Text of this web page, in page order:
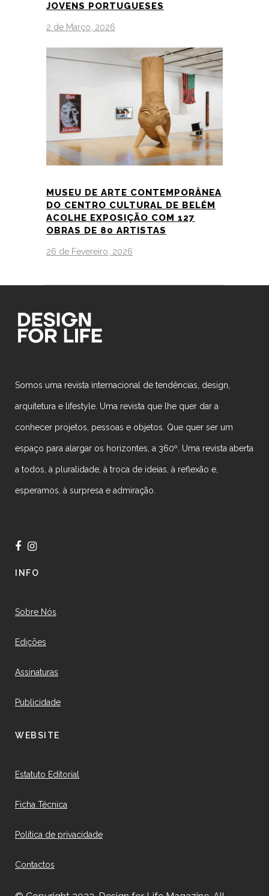
JOVENS PORTUGUESES
2 de Março, 2026
MUSEU DE ARTE CONTEMPORÂNEA
DO CENTRO CULTURAL DE BELÉM
ACOLHE EXPOSIÇÃO COM 127
OBRAS DE 80 ARTISTAS
26 de Fevereiro, 2026
Somos uma revista internacional de tendências, design,
arquitetura e lifestyle. Uma revista que lhe quer dar a
conhecer projetos, pessoas e objetos. Que quer ser um
espaço para alargar os horizontes, a 360º. Uma revista aberta
a todos, à pluralidade, à troca de ideias, à reflexão e,
esperamos, à surpresa e admiração.
INFO
Sobre Nós
Edições
Assinaturas
Publicidade
WEBSITE
Estatuto Editorial
Ficha Técnica
Política de privacidade
Contactos